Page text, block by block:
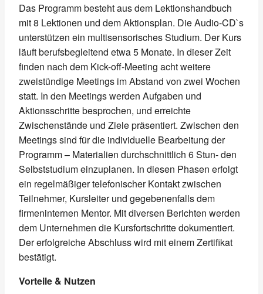
Das Programm besteht aus dem Lektionshandbuch
mit 8 Lektionen und dem Aktionsplan. Die Audio-CD`s
unterstützen ein multisensorisches Studium. Der Kurs
läuft berufsbegleitend etwa 5 Monate. In dieser Zeit
finden nach dem Kick-off-Meeting acht weitere
zweistündige Meetings im Abstand von zwei Wochen
statt. In den Meetings werden Aufgaben und
Aktionsschritte besprochen, und erreichte
Zwischenstände und Ziele präsentiert. Zwischen den
Meetings sind für die individuelle Bearbeitung der
Programm – Materialien durchschnittlich 6 Stun- den
Selbststudium einzuplanen. In diesen Phasen erfolgt
ein regelmäßiger telefonischer Kontakt zwischen
Teilnehmer, Kursleiter und gegebenenfalls dem
firmeninternen Mentor. Mit diversen Berichten werden
dem Unternehmen die Kursfortschritte dokumentiert.
Der erfolgreiche Abschluss wird mit einem Zertifikat
bestätigt.
Vorteile & Nutzen